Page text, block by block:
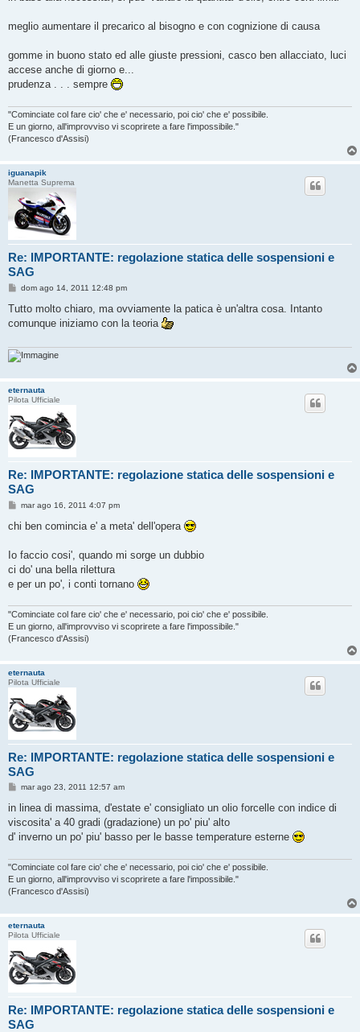
meglio aumentare il precarico al bisogno e con cognizione di causa
gomme in buono stato ed alle giuste pressioni, casco ben allacciato, luci
accese anche di giorno e...
prudenza . . . sempre
"Cominciate col fare cio' che e' necessario, poi cio' che e' possibile.
E un giorno, all'improvviso vi scoprirete a fare l'impossibile."
(Francesco d'Assisi)
iguanapik
Manetta Suprema
Re: IMPORTANTE: regolazione statica delle sospensioni e
SAG
M
s
a
i
o
dom ago 14, 2011 12:48 pm
Tutto molto chiaro, ma ovviamente la patica è un'altra cosa. Intanto
comunque iniziamo con la teoria
eternauta
Pilota Ufficiale
Re: IMPORTANTE: regolazione statica delle sospensioni e
SAG
M
s
g
o
mar ago 16, 2011 4:07 pm
chi ben comincia e' a meta' dell'opera
Io faccio cosi', quando mi sorge un dubbio
ci do' una bella rilettura
e per un po', i conti tornano
"Cominciate col fare cio' che e' necessario, poi cio' che e' possibile.
E un giorno, all'improvviso vi scoprirete a fare l'impossibile."
(Francesco d'Assisi)
eternauta
Pilota Ufficiale
Re: IMPORTANTE: regolazione statica delle sospensioni e
SAG
M
s
a
g
o
mar ago 23, 2011 12:57 am
in linea di massima, d'estate e' consigliato un olio forcelle con indice di
viscosita' a 40 gradi (gradazione) un po' piu' alto
d' inverno un po' piu' basso per le basse temperature esterne
"Cominciate col fare cio' che e' necessario, poi cio' che e' possibile.
E un giorno, all'improvviso vi scoprirete a fare l'impossibile."
(Francesco d'Assisi)
eternauta
Pilota Ufficiale
Re: IMPORTANTE: regolazione statica delle sospensioni e
SAG